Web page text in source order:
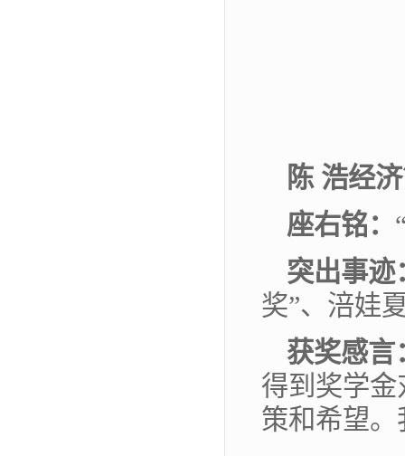
陈 浩经
座右铭：
突出事迹
奖”、涪娃
获奖感言
得到奖学
策和希望